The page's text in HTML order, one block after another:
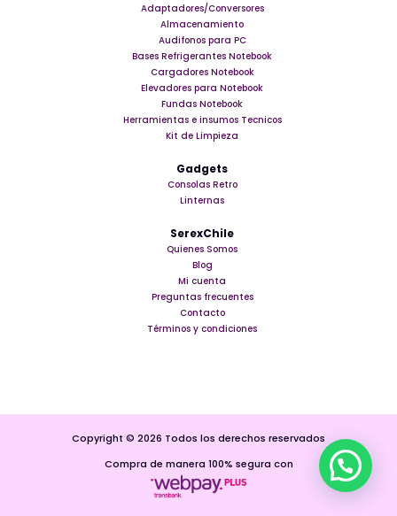
Adaptadores/Conversores
Almacenamiento
Audifonos para PC
Bases Refrigerantes Notebook
Cargadores Notebook
Elevadores para Notebook
Fundas Notebook
Herramientas e insumos Tecnicos
Kit de Limpieza
Gadgets
Consolas Retro
Linternas
SerexChile
Quienes Somos
Blog
Mi cuenta
Preguntas frecuentes
Contacto
Términos y condiciones
Copyright © 2026 Todos los derechos reservados
Compra de manera 100% segura con